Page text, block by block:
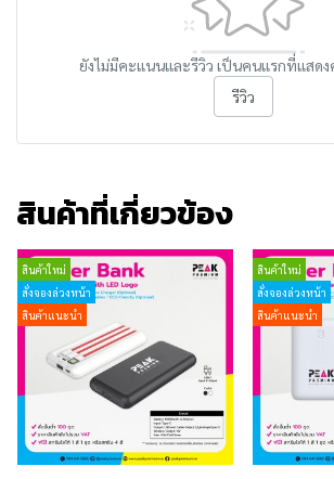
ยังไม่มีคะแนนและรีวิว เป็นคนแรกที่แสด
รีวิว
สินค้าที่เกี่ยวข้อง
สินค้าใหม่
สั่งจองล่วงหน้า
สินค้าแนะนำ
สินค้าใหม่
สั่งจองล่วงหน้า
สินค้าแนะนำ